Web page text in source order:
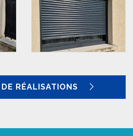
RÉALISATIONS